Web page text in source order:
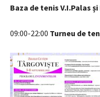
Baza de tenis V.I.Palas
09:00-22:00 Turneu de